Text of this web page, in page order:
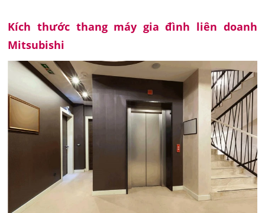
Kích thước thang máy gia đình liên doanh
Mitsubishi